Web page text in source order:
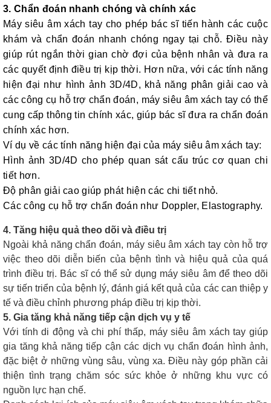
3. Chẩn đoán nhanh chóng và chính xác
Máy siêu âm xách tay cho phép bác sĩ tiến hành các cuộc
khám và chẩn đoán nhanh chóng ngay tại chỗ. Điều này
giúp rút ngắn thời gian chờ đợi của bệnh nhân và đưa ra
các quyết định điều trị kịp thời. Hơn nữa, với các tính năng
hiện đại như hình ảnh 3D/4D, khả năng phân giải cao và
các công cụ hỗ trợ chẩn đoán, máy siêu âm xách tay có thể
cung cấp thông tin chính xác, giúp bác sĩ đưa ra chẩn đoán
chính xác hơn.
Ví dụ về các tính năng hiện đại của máy siêu âm xách tay:
Hình ảnh 3D/4D cho phép quan sát cấu trúc cơ quan chi
tiết hơn.
Độ phân giải cao giúp phát hiện các chi tiết nhỏ.
Các công cụ hỗ trợ chẩn đoán như Doppler, Elastography.
4. Tăng hiệu quả theo dõi và điều trị
Ngoài khả năng chẩn đoán, máy siêu âm xách tay còn hỗ trợ
việc theo dõi diễn biến của bệnh tình và hiệu quả của quá
trình điều trị. Bác sĩ có thể sử dụng máy siêu âm để theo dõi
sự tiến triển của bệnh lý, đánh giá kết quả của các can thiệp y
tế và điều chỉnh phương pháp điều trị kịp thời.
5. Gia tăng khả năng tiếp cận dịch vụ y tế
Với tính di động và chi phí thấp, máy siêu âm xách tay giúp
gia tăng khả năng tiếp cận các dịch vụ chẩn đoán hình ảnh,
đặc biệt ở những vùng sâu, vùng xa. Điều này góp phần cải
thiện tình trạng chăm sóc sức khỏe ở những khu vực có
nguồn lực hạn chế.